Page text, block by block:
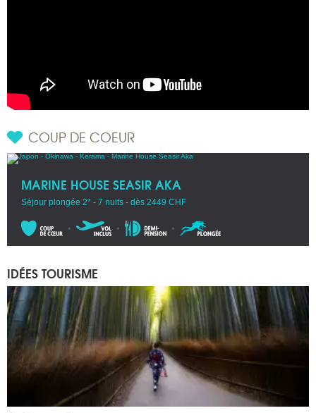
COUP DE COEUR
MARINE HOUSE SEASIR AKA
Séjour plongée 2* - 7 nuits - dès 2449 CHF
IDÉES TOURISME